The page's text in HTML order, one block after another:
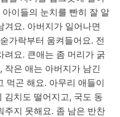
이들의 눈치를 빤히 잘 알
겨요. 아버지가 일어나면
가락부터 움켜들어요. 전
려요. 큰애는 좀 머리가 굵
작은 애는 아버지가 남긴
먹곤 해요. 아무리 애들이
김치도 떨어지고, 국도 동
주지 못해요. 좀 남은 반찬